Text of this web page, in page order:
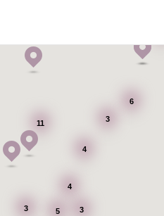
11
4
3 3
5
6
4
3